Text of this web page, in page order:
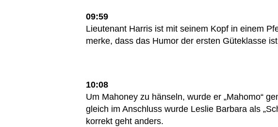
09:59
Lieutenant Harris ist mit seinem Kopf in einem
merke, dass das Humor der ersten Güteklasse
10:08
Um Mahoney zu hänseln, wurde er „Mahomo“
gleich im Anschluss wurde Leslie Barbara als
korrekt geht anders.